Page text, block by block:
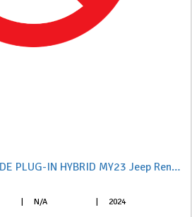
Jeep Renegade RENEGADE PLUG-IN HYBRID MY23 Jeep Renegade Trailhawk 1.3 240cv PHEV
N/A 2024